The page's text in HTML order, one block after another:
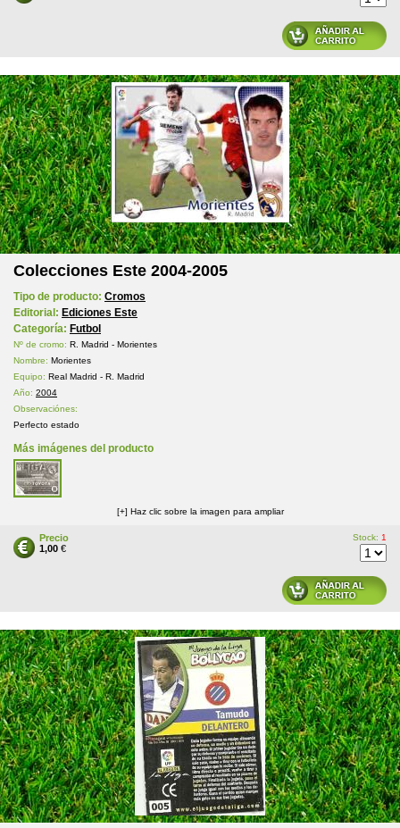
Colecciones Este 2004-2005
Tipo de producto: Cromos
Editorial: Ediciones Este
Categoría: Futbol
Nº de cromo: R. Madrid - Morientes
Nombre: Morientes
Equipo: Real Madrid - R. Madrid
Año: 2004
Observaciónes:
Perfecto estado
Más imágenes del producto
[+] Haz clic sobre la imagen para ampliar
Precio
1,00 €
Stock: 1